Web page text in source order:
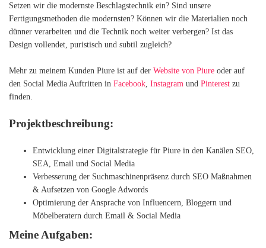
Setzen wir die modernste Beschlagstechnik ein? Sind unsere
Fertigungsmethoden die modernsten? Können wir die Materialien noch
dünner verarbeiten und die Technik noch weiter verbergen? Ist das
Design vollendet, puristisch und subtil zugleich?
Mehr zu meinem Kunden Piure ist auf der Website von Piure oder auf
den Social Media Auftritten in Facebook, Instagram und Pinterest zu
finden.
Projektbeschreibung:
Entwicklung einer Digitalstrategie für Piure in den Kanälen SEO,
SEA, Email und Social Media
Verbesserung der Suchmaschinenpräsenz durch SEO Maßnahmen
& Aufsetzen von Google Adwords
Optimierung der Ansprache von Influencern, Bloggern und
Möbelberatern durch Email & Social Media
Meine Aufgaben: